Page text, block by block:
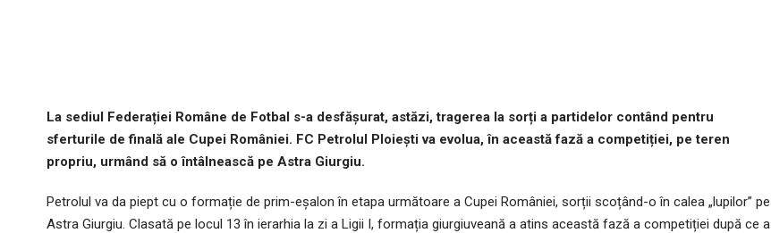
La sediul Federației Române de Fotbal s-a desfășurat, astăzi, tragerea la sorți a partidelor contând pentru
sferturile de finală ale Cupei României. FC Petrolul Ploiești va evolua, în această fază a competiției, pe teren
propriu, urmând să o întâlnească pe Astra Giurgiu.
Petrolul va da piept cu o formație de prim-eșalon în etapa următoare a Cupei României, sorții scoțând-o în calea „lupilor” pe
Astra Giurgiu. Clasată pe locul 13 în ierarhia la zi a Ligii I, formația giurgiuveană a atins această fază a competiției după ce a